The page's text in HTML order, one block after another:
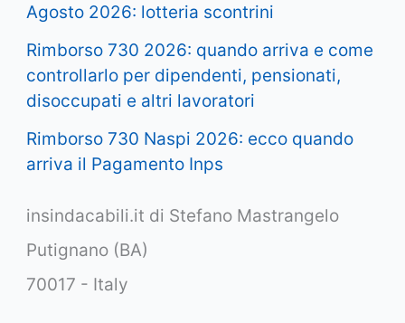
Agosto 2026: lotteria scontrini
Rimborso 730 2026: quando arriva e come
controllarlo per dipendenti, pensionati,
disoccupati e altri lavoratori
Rimborso 730 Naspi 2026: ecco quando
arriva il Pagamento Inps
insindacabili.it di Stefano Mastrangelo
Putignano (BA)
70017 - Italy